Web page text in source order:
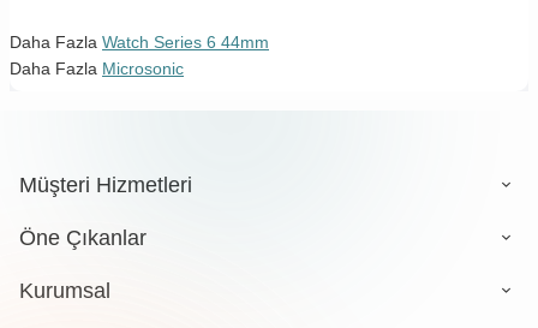
Daha Fazla Watch Series 6 44mm
Daha Fazla Microsonic
Müşteri Hizmetleri
Öne Çıkanlar
Kurumsal